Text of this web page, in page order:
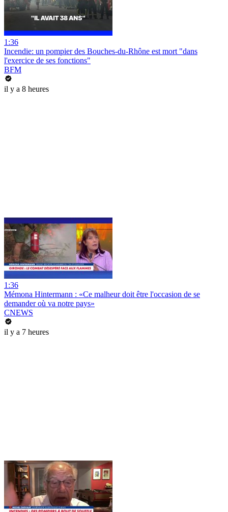
1:36
Incendie: un pompier des Bouches-du-Rhône est mort "dans
l'exercice de ses fonctions"
BFM
il y a 8 heures
1:36
Mémona Hintermann : «Ce malheur doit être l'occasion de se
demander où va notre pays»
CNEWS
il y a 7 heures